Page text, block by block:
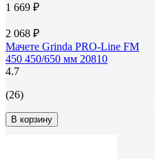
1 669 ₽
2 068 ₽
Мачете Grinda PRO-Line FM
450 450/650 мм 20810
4.7
(26)
В корзину